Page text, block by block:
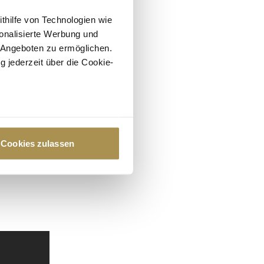
von Technologien wie
Werbung und
zu ermöglichen.
jederzeit über die Cookie-
Präferenzen im
Cookies zulassen